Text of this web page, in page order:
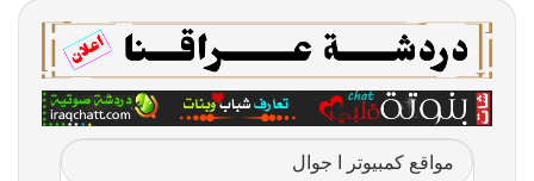
مواقع كمبيوتر ا جوال